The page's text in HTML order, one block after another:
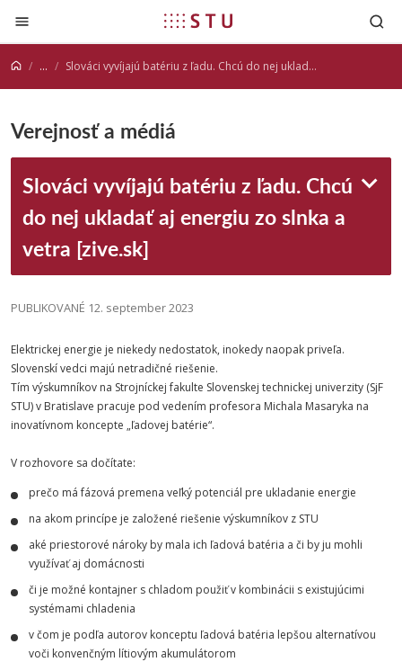
Prejsť na obsah
... Slováci vyvíjajú batériu z ľadu. Chcú do nej ukladať aj energiu zo slnka a vetra [zive.sk]
Verejnosť a médiá
Slováci vyvíjajú batériu z ľadu. Chcú
do nej ukladať aj energiu zo slnka a
vetra [zive.sk]
PUBLIKOVANÉ 12. september 2023
Elektrickej energie je niekedy nedostatok, inokedy naopak priveľa.
Slovenskí vedci majú netradičné riešenie.
Tím výskumníkov na Strojníckej fakulte Slovenskej technickej univerzity (SjF
STU) v Bratislave pracuje pod vedením profesora Michala Masaryka na
inovatívnom koncepte „ľadovej batérie“.
V rozhovore sa dočítate:
prečo má fázová premena veľký potenciál pre ukladanie energie
na akom princípe je založené riešenie výskumníkov z STU
aké priestorové nároky by mala ich ľadová batéria a či by ju mohli
využívať aj domácnosti
či je možné kontajner s chladom použiť v kombinácii s existujúcimi
systémami chladenia
v čom je podľa autorov konceptu ľadová batéria lepšou alternatívou
voči konvenčným lítiovým akumulátorom